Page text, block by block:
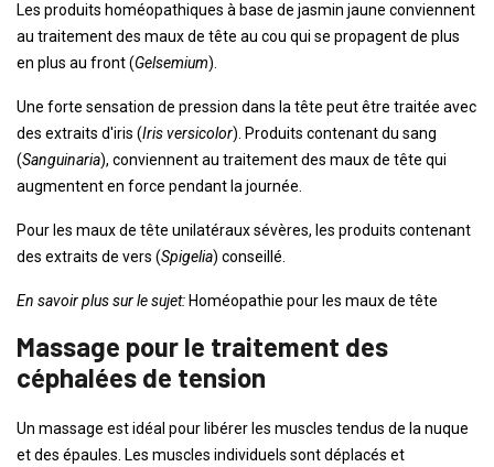
Les produits homéopathiques à base de jasmin jaune conviennent
au traitement des maux de tête au cou qui se propagent de plus
en plus au front (Gelsemium).
Une forte sensation de pression dans la tête peut être traitée avec
des extraits d'iris (Iris versicolor). Produits contenant du sang
(Sanguinaria), conviennent au traitement des maux de tête qui
augmentent en force pendant la journée.
Pour les maux de tête unilatéraux sévères, les produits contenant
des extraits de vers (Spigelia) conseillé.
En savoir plus sur le sujet: Homéopathie pour les maux de tête
Massage pour le traitement des
céphalées de tension
Un massage est idéal pour libérer les muscles tendus de la nuque
et des épaules. Les muscles individuels sont déplacés et